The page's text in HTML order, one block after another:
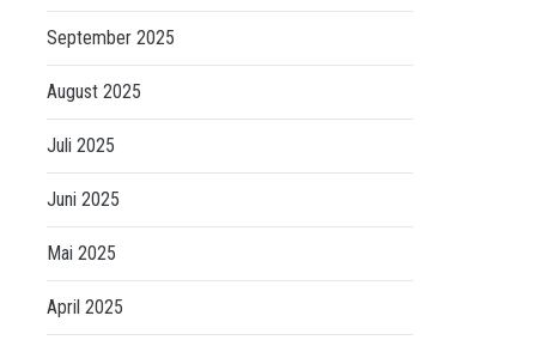
September 2025
August 2025
Juli 2025
Juni 2025
Mai 2025
April 2025